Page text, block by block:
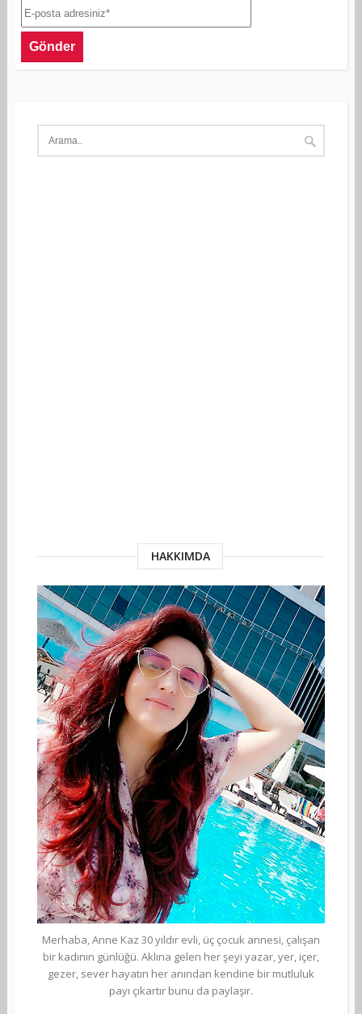
HAKKIMDA
Merhaba, Anne Kaz 30 yıldır evli, üç çocuk annesi, çalışan
bir kadının günlüğü. Aklına gelen her şeyi yazar, yer, içer,
gezer, sever hayatın her anından kendine bir mutluluk
payı çıkartır bunu da paylaşır.